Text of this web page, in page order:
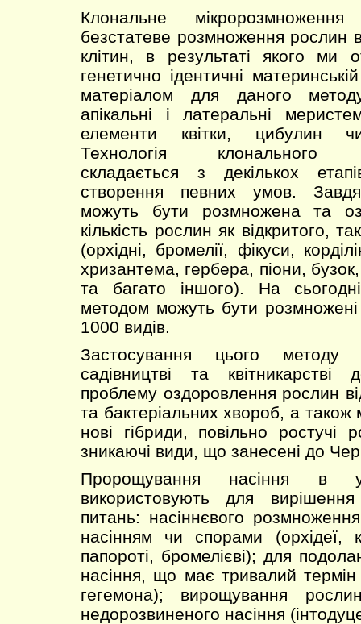
Клональне
безстатеве розмноження рослин
клітин, в результаті якого ми
генетично ідентичні
матеріалом для даного
апікальні і латеральні
елементи квітки, цибулин
Технологія клонального
складається з декількох
створення певних умов.
можуть бути розмножена та
кількість рослин як відкритого,
(орхідні, бромелії, фікуси,
хризантема, гербера, піони,
та багато іншого). На
методом можуть бути
1000 видів.
Застосування цього методу
садівництві та квітникарстві
проблему оздоровлення рослин
та бактеріальних хвороб, а
нові гібриди, повільно ростучі
зникаючі види, що занесені до
Пророщування насіння
використовують для
питань: насіннєвого
насінням чи спорами (орхідеї,
папороті, бромелієві); для
насіння, що має тривалий термін
гегемона); вирощування
недорозвиненого насіння